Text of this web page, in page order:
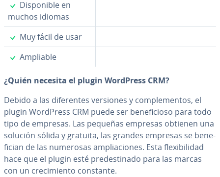
✓
Di­s­po­ni­ble en
muchos idiomas
✓
Muy fácil de usar
✓
Ampliable
¿Quién necesita el plugin WordPress CRM?
Debido a las di­fe­re­n­tes versiones y co­m­ple­me­n­tos, el
plugin WordPress CRM puede ser be­ne­fi­cio­so para todo
tipo de empresas. Las pequeñas empresas obtienen una
solución sólida y gratuita, las grandes empresas se be­ne­
fi­cian de las numerosas am­plia­cio­nes. Esta fle­xi­bi­li­dad
hace que el plugin esté pre­de­s­ti­na­do para las marcas
con un cre­ci­mie­n­to constante.